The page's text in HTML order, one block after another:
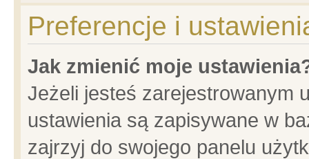
Preferencje i
Jak zmienić moje
Jeżeli jesteś zarejestrowanym
ustawienia są zapisywane w
zajrzyj do swojego panelu